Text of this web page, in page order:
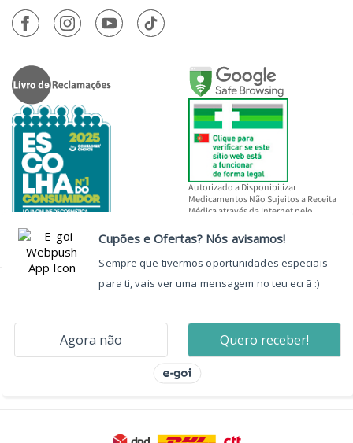
Autorizado a Disponibilizar
Medicamentos Não Sujeitos a Receita
Médica através da Internet pelo